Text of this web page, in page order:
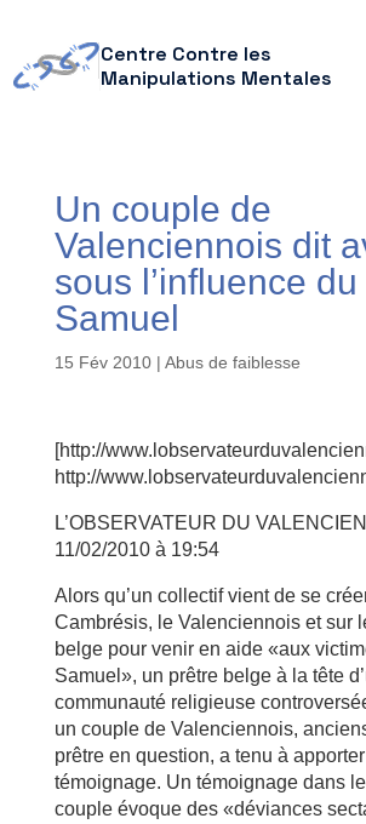
Centre Contre les
Manipulations Mentales
Un couple de
Valenciennois dit
sous l’influence
Samuel
15 Fév 2010| Abus de faiblesse
[http://
http://
L’OBSERVATEUR DU
11/02/2010 à 19:54
Alors qu’un collectif vient de se
Cambrésis, le Valenciennois et sur
belge pour venir en aide «aux
Samuel», un prêtre belge à la tête
communauté religieuse
un couple de Valenciennois,
prêtre en question, a tenu à
témoignage. Un témoignage dans
couple évoque des «déviances